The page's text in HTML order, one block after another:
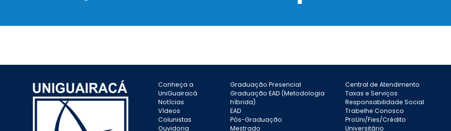
Conheça a
UniGuairacá
Notícias
Vídeos
Colunistas
Ouvidoria
Graduação Presencial
Graduação EAD (Metodologia
híbrida)
EAD
Pós-Graduação
Mestrado
Central de Atendimento
Taxas e Serviços
Responsabilidade Social
Trabelhe Conosco
ProUni/Fies/Crédito
Universitário